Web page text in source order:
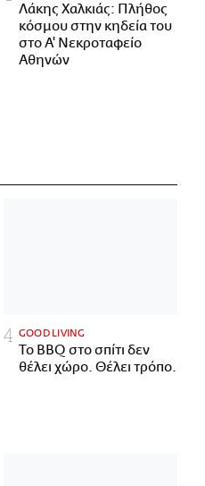
Λάκης Χαλκιάς: Πλήθος
κόσμου στην κηδεία του
στο Α' Νεκροταφείο
Αθηνών
GOOD LIVING
Το BBQ στο σπίτι δεν
θέλει χώρο. Θέλει τρόπο.